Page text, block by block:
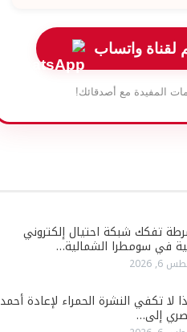
لقناة واتساب
المفيدة مع أصدقائك!
تفكك شبكة احتيال إلكتروني
في سومطرا الشمالية…
2026
لا تكفي النشرة الحمراء لإعادة أحمد
إلى…